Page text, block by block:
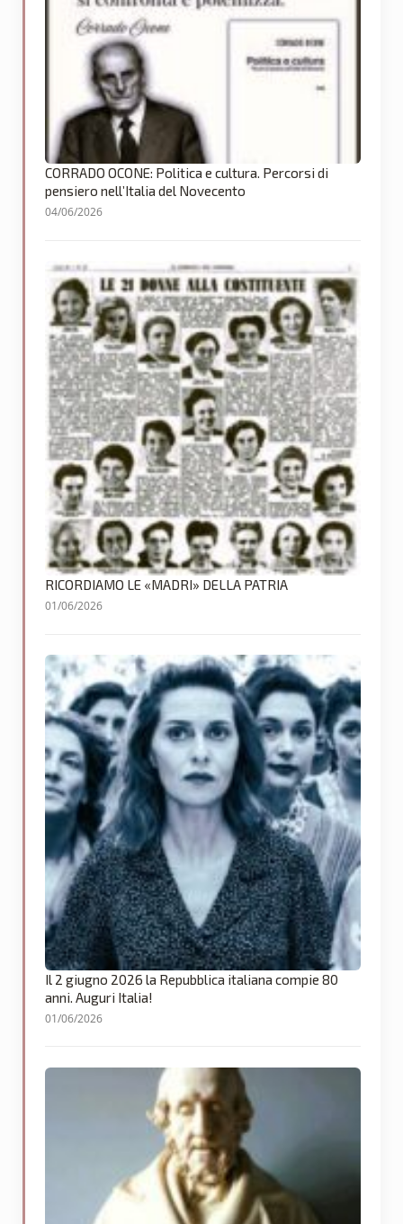
CORRADO OCONE: Politica e cultura. Percorsi di
pensiero nell’Italia del Novecento
04/06/2026
RICORDIAMO LE «MADRI» DELLA PATRIA
01/06/2026
Il 2 giugno 2026 la Repubblica italiana compie 80
anni. Auguri Italia!
01/06/2026